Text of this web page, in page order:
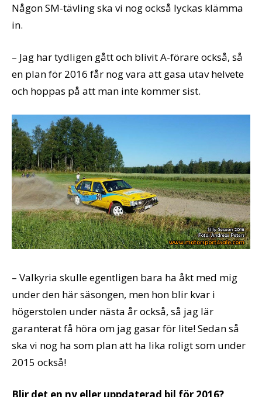
Någon SM-tävling ska vi nog också lyckas klämma
in.
– Jag har tydligen gått och blivit A-förare också, så
en plan för 2016 får nog vara att gasa utav helvete
och hoppas på att man inte kommer sist.
– Valkyria skulle egentligen bara ha åkt med mig
under den här säsongen, men hon blir kvar i
högerstolen under nästa år också, så jag lär
garanterat få höra om jag gasar för lite! Sedan så
ska vi nog ha som plan att ha lika roligt som under
2015 också!